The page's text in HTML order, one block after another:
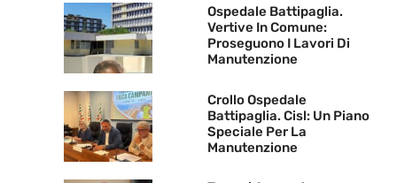
Ospedale Battipaglia.
Vertive In Comune:
Proseguono I Lavori Di
Manutenzione
Crollo Ospedale
Battipaglia. Cisl: Un Piano
Speciale Per La
Manutenzione